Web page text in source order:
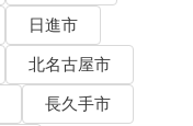
日進市
北名古屋市
長久手市